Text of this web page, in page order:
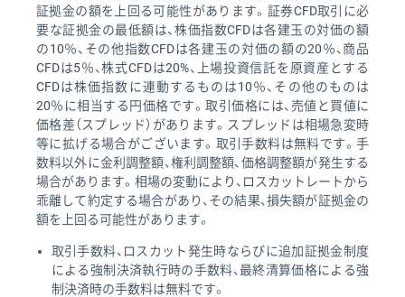
証拠金の額を上回る可能性があります。証券CFD取引に必
要な証拠金の最低額は、株価指数CFDは各建玉の対価の額
の10％、その他指数CFDは各建玉の対価の額の20％、商品
CFDは5％、株式CFDは20%、上場投資信託を原資産とする
CFDは株価指数に連動するものは10％、その他のものは
20％に相当する円価格です。取引価格には、売値と買値に
価格差（スプレッド）があります。スプレッドは相場急変時
等に拡げる場合がございます。取引手数料は無料です。手
数料以外に金利調整額、権利調整額、価格調整額が発生する
場合があります。相場の変動により、ロスカットレートから
乖離して約定する場合があり、その結果、損失額が証拠金の
額を上回る可能性があります。
取引手数料、ロスカット発生時ならびに追加証拠金制度
による強制決済執行時の手数料、最終清算価格による強
制決済時の手数料は無料です。